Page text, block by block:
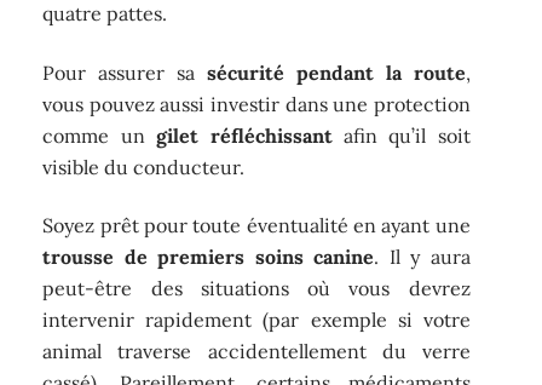
quatre pattes.
Pour assurer sa sécurité pendant la route,
vous pouvez aussi investir dans une protection
comme ungilet réfléchissantafin qu’il soit
visible du conducteur.
Soyez prêt pour toute éventualité en ayant une
trousse de premiers soins canine. Il y aura
peut-être des situations où vous devrez
intervenir rapidement (par exemple si votre
animal traverse accidentellement du verre